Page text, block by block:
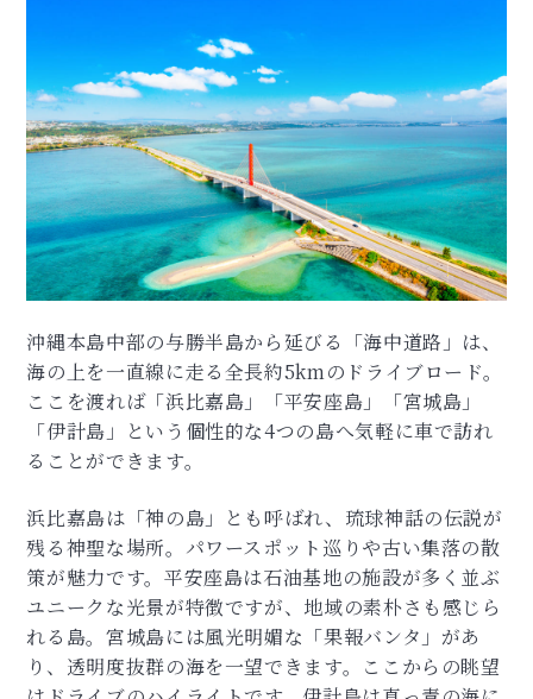
沖縄本島中部の与勝半島から延びる「海中道路」は、
海の上を一直線に走る全長約5kmのドライブロード。
ここを渡れば「浜比嘉島」「平安座島」「宮城島」
「伊計島」という個性的な4つの島へ気軽に車で訪れ
ることができます。
浜比嘉島は「神の島」とも呼ばれ、琉球神話の伝説が
残る神聖な場所。パワースポット巡りや古い集落の散
策が魅力です。平安座島は石油基地の施設が多く並ぶ
ユニークな光景が特徴ですが、地域の素朴さも感じら
れる島。宮城島には風光明媚な「果報バンタ」があ
り、透明度抜群の海を一望できます。ここからの眺望